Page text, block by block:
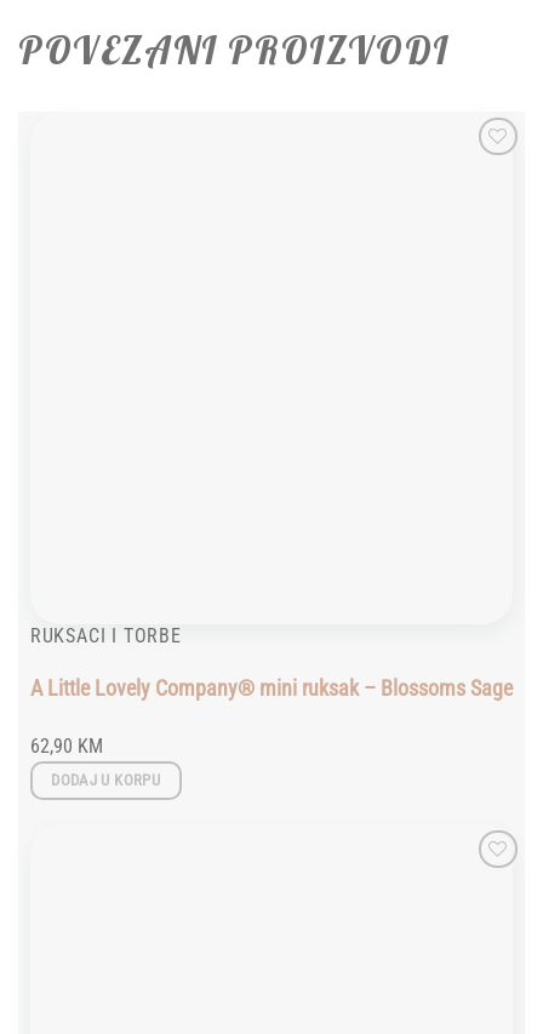
POVEZANI PROIZVODI
RUKSACI I TORBE
A Little Lovely Company® mini ruksak – Blossoms Sage
62,90 KM
DODAJ U KORPU